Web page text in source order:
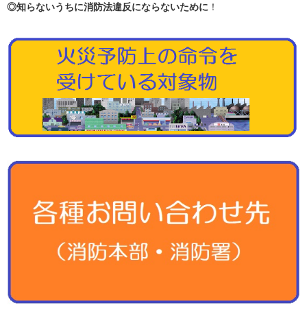
◎知らないうちに消防法違反にならないために ！